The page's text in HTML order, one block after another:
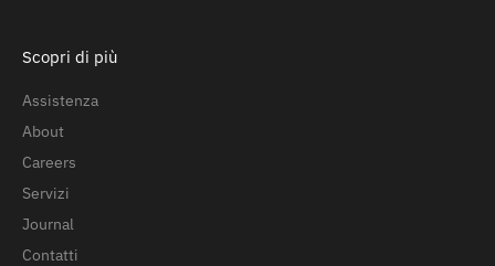
Scopri di più
Assistenza
About
Careers
Servizi
Journal
Contatti